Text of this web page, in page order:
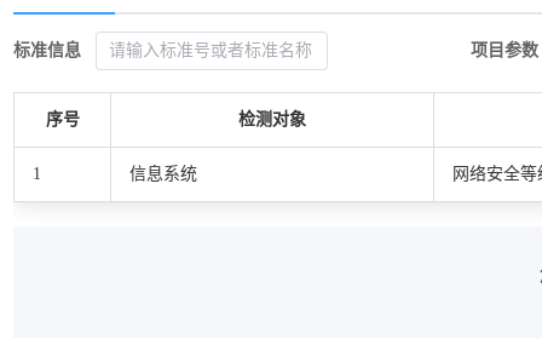
标准信息 项目参数
序号 检测对象
1 信息系统 网络安全